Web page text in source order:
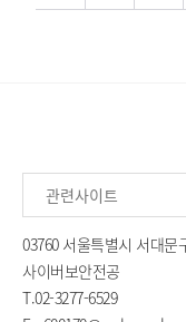
관련사이트
03760 서울특별시 서대문
사이버보안전공
T.02-3277-6529